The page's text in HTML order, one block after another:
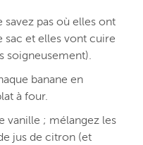
savez pas où elles ont
sac et elles vont cuire
soigneusement).
banane en
à four.
vanille ; mélangez les
jus de citron (et